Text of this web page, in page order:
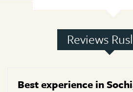
Reviews
Best experience in